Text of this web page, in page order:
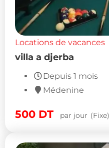
Locations de vacances
villa a djerba
Depuis 1 mois
Médenine
500 DT par jour (Fixe)